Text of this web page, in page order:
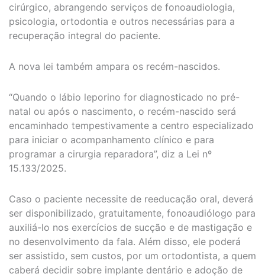
cirúrgico, abrangendo serviços de fonoaudiologia,
psicologia, ortodontia e outros necessárias para a
recuperação integral do paciente.
A nova lei também ampara os recém-nascidos.
“Quando o lábio leporino for diagnosticado no pré-
natal ou após o nascimento, o recém-nascido será
encaminhado tempestivamente a centro especializado
para iniciar o acompanhamento clínico e para
programar a cirurgia reparadora”, diz a Lei nº
15.133/2025.
Caso o paciente necessite de reeducação oral, deverá
ser disponibilizado, gratuitamente, fonoaudiólogo para
auxiliá-lo nos exercícios de sucção e de mastigação e
no desenvolvimento da fala. Além disso, ele poderá
ser assistido, sem custos, por um ortodontista, a quem
caberá decidir sobre implante dentário e adoção de